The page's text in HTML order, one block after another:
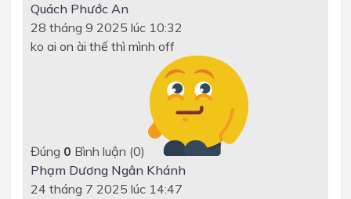
Quách Phước An
28 tháng 9 2025 lúc 10:32
ko ai on ài thế thì mình off
Đúng 0 Bình luận (0)
Phạm Dương Ngân Khánh
24 tháng 7 2025 lúc 14:47